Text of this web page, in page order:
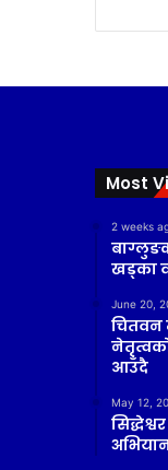
Most
2 weeks
खड्का
June 20,
चितवन
आउँदै
May 12,